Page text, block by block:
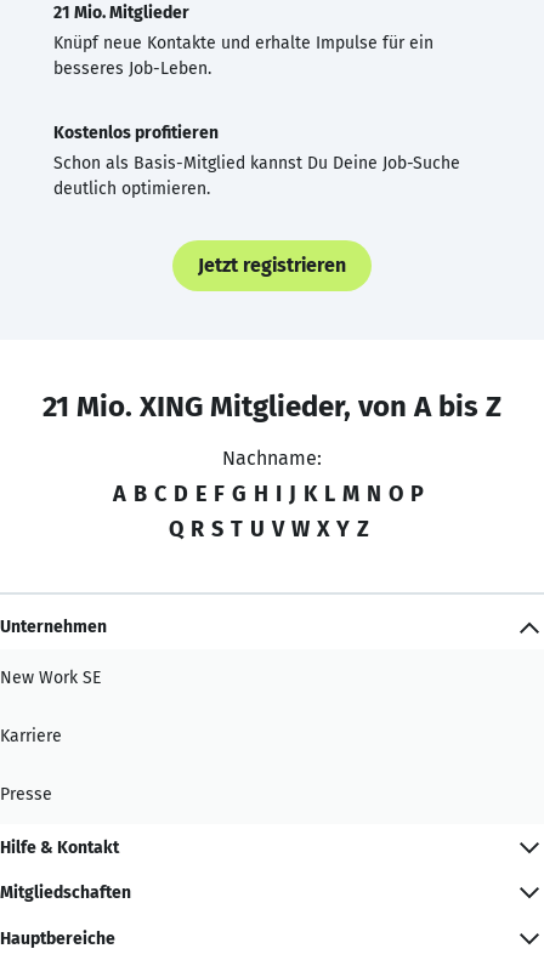
21 Mio. Mitglieder
Knüpf neue Kontakte und erhalte Impulse für ein
besseres Job-Leben.
Kostenlos profitieren
Schon als Basis-Mitglied kannst Du Deine Job-Suche
deutlich optimieren.
Jetzt registrieren
21 Mio. XING Mitglieder, von A bis Z
Nachname:
A B C D E F G H I J K L M N O P
Q R S T U V W X Y Z
Unternehmen
New Work SE
Karriere
Presse
Hilfe & Kontakt
Mitgliedschaften
Hauptbereiche